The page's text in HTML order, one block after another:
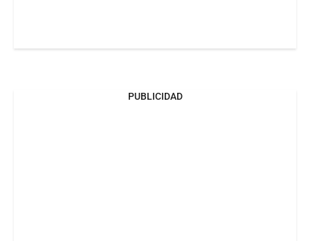
PUBLICIDAD